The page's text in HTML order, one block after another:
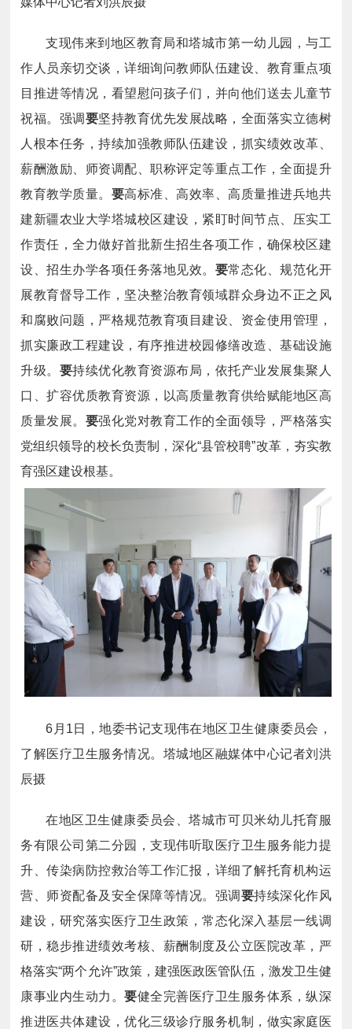
支现伟来到地区教育局和塔城市第一幼儿园，与工
作人员亲切交谈，详细询问教师队伍建设、教育重点项
目推进等情况，看望慰问孩子们，并向他们送去儿童节
祝福。强调要坚持教育优先发展战略，全面落实立德树
人根本任务，持续加强教师队伍建设，抓实绩效改革、
薪酬激励、师资调配、职称评定等重点工作，全面提升
教育教学质量。 要高标准、高效率、高质量推进兵地共
建新疆农业大学塔城校区建设，紧盯时间节点、压实工
作责任，全力做好首批新生招生各项工作，确保校区建
设、招生办学各项任务落地见效。 要常态化、规范化开
展教育督导工作，坚决整治教育领域群众身边不正之风
和腐败问题，严格规范教育项目建设、资金使用管理，
抓实廉政工程建设，有序推进校园修缮改造、基础设施
升级。 要持续优化教育资源布局，依托产业发展集聚人
口、扩容优质教育资源，以高质量教育供给赋能地区高
质量发展。 要强化党对教育工作的全面领导，严格落实
党组织领导的校长负责制，深化“县管校聘”改革，夯实教
育强区建设根基。
6月1日，地委书记支现伟在地区卫生健康委员会，
了解医疗卫生服务情况。塔城地区融媒体中心记者刘洪
辰摄
在地区卫生健康委员会、塔城市可贝米幼儿托育服
务有限公司第二分园，支现伟听取医疗卫生服务能力提
升、传染病防控救治等工作汇报，详细了解托育机构运
营、师资配备及安全保障等情况。强调要持续深化作风
建设，研究落实医疗卫生政策，常态化深入基层一线调
研，稳步推进绩效考核、薪酬制度及公立医院改革，严
格落实“两个允许”政策，建强医政医管队伍，激发卫生健
康事业内生动力。要健全完善医疗卫生服务体系，纵深
推进医共体建设，优化三级诊疗服务机制，做实家庭医